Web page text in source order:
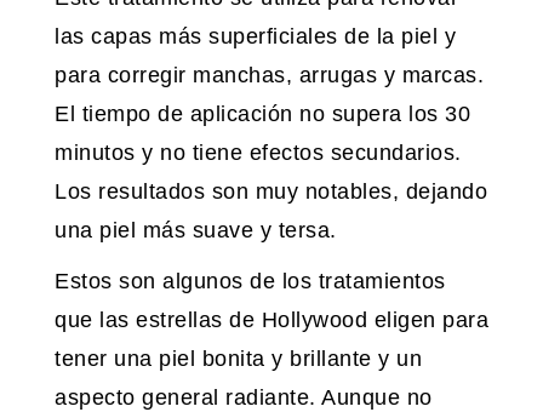
las capas más superficiales de la piel y
para corregir manchas, arrugas y marcas.
El tiempo de aplicación no supera los 30
minutos y no tiene efectos secundarios.
Los resultados son muy notables, dejando
una piel más suave y tersa.
Estos son algunos de los tratamientos
que las estrellas de Hollywood eligen para
tener una piel bonita y brillante y un
aspecto general radiante. Aunque no